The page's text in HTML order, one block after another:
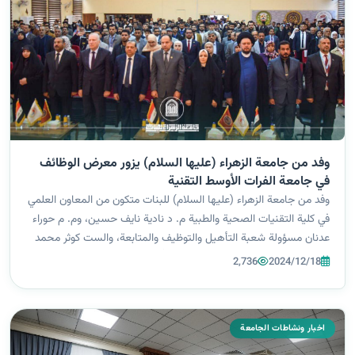
وفد من جامعة الزهراء (عليها السلام) يزور معرض الوظائف
في جامعة الفرات الأوسط التقنية
وفد من جامعة الزهراء (عليها السلام) للبنات متكون من المعاون العلمي
في كلية التقنيات الصحية والطبية م. د نادية نايف حسين، وم. م حوراء
عدنان مسؤولة شعبة التأهيل والتوظيف والمتابعة، والست كوثر محمد
عن كلية الصيدلة، والست نبأ عمار ممثلاً عن قسم الإعلام والاتصال ال...
2024/12/18
2,736
اخبار ونشاطات الجامعة